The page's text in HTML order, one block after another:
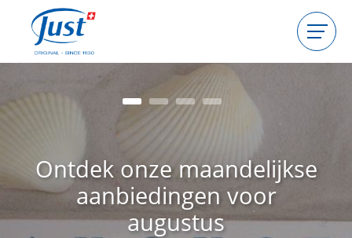
Gastgeefster worden
Consulente worden
Gids
Vind een consultant
Ontdek onze maandelijkse
aanbiedingen voor
augustus